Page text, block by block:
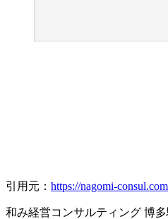
引用元： https://nagomi-
和み経営コンサルティング 博